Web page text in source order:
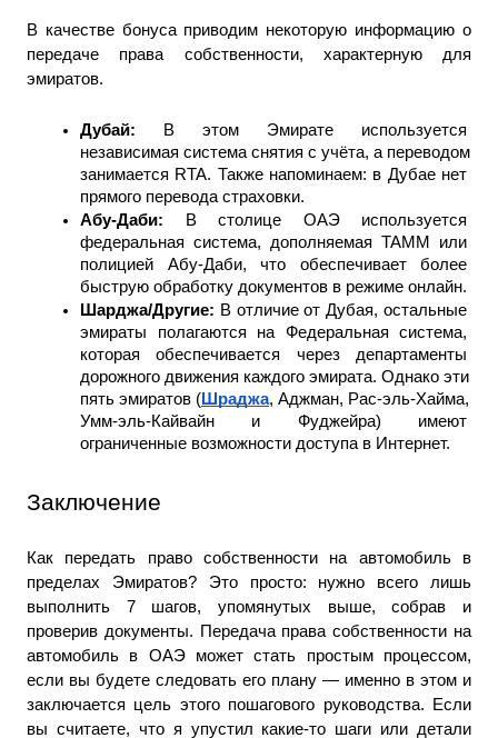
В качестве бонуса приводим некоторую информацию о
передаче права собственности, характерную для
эмиратов.
Дубай:
В этом Эмирате используется
независимая система снятия с учёта, а переводом
занимается RTA. Также напоминаем: в Дубае нет
прямого перевода страховки.
Абу-Даби:
В столице ОАЭ используется
федеральная система, дополняемая TAMM или
полицией Абу-Даби, что обеспечивает более
быструю обработку документов в режиме онлайн.
Шарджа/Другие: В отличие от Дубая, остальные
эмираты полагаются на
Федеральная система,
которая обеспечивается через департаменты
дорожного движения каждого эмирата. Однако эти
пять эмиратов (Шраджа, Аджман, Рас-эль-Хайма,
Умм-эль-Кайвайн и Фуджейра) имеют
ограниченные возможности доступа в Интернет.
Заключение
Как передать право собственности на автомобиль в
пределах Эмиратов? Это просто: нужно всего лишь
выполнить 7 шагов, упомянутых выше, собрав и
проверив документы. Передача права собственности на
автомобиль в ОАЭ может стать простым процессом,
если вы будете следовать его плану — именно в этом и
заключается цель этого пошагового руководства. Если
вы считаете, что я упустил какие-то шаги или детали